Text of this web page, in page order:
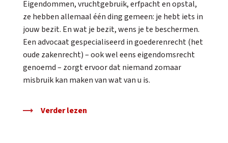
Eigendommen, vruchtgebruik, erfpacht en opstal,
ze hebben allemaal één ding gemeen: je hebt iets in
jouw bezit. En wat je bezit, wens je te beschermen.
Een advocaat gespecialiseerd in goederenrecht (het
oude zakenrecht) – ook wel eens eigendomsrecht
genoemd – zorgt ervoor dat niemand zomaar
misbruik kan maken van wat van u is.
Verder lezen